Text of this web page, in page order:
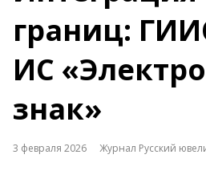
границ:
ИС
знак»
3 февраля 2026 Журнал Русский